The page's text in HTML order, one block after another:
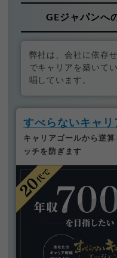
GEジャパンへ
弊社は、会社に依存
でキャリアを築いて
唱しています。
すべらないキャリ
キャリアゴールから逆
ッチを防ぎます